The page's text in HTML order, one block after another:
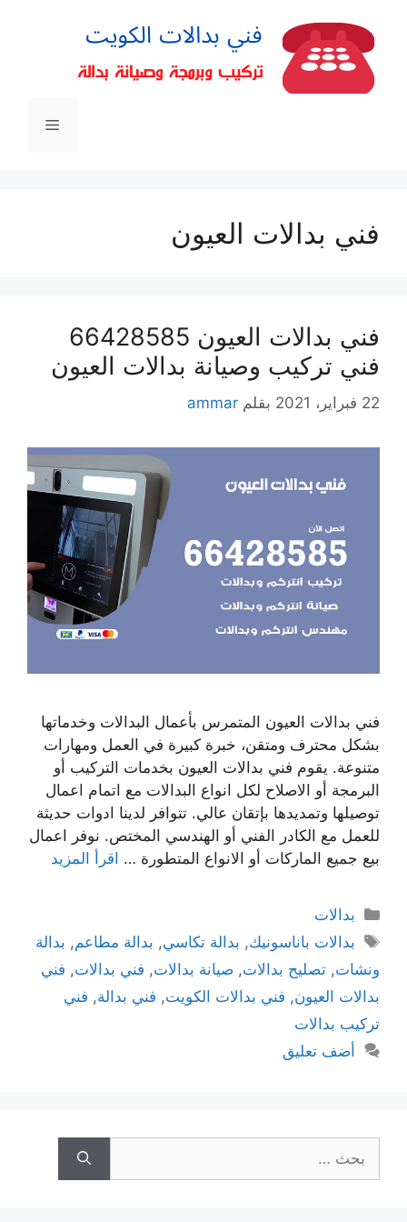
فني بدالات العيون
فني بدالات العيون 66428585
فني تركيب وصيانة بدالات العيون
22 فبراير، 2021 بقلم ammar
فني بدالات العيون المتمرس بأعمال البدالات وخدماتها
بشكل محترف ومتقن، خبرة كبيرة في العمل ومهارات
متنوعة. يقوم فني بدالات العيون بخدمات التركيب أو
البرمجة أو الاصلاح لكل انواع البدالات مع اتمام اعمال
توصيلها وتمديدها بإتقان عالي. تتوافر لدينا ادوات حديثة
للعمل مع الكادر الفني أو الهندسي المختص. نوفر اعمال
بيع جميع الماركات أو الانواع المتطورة … اقرأ المزيد
بدالات
بدالات باناسونيك, بدالة تكاسي, بدالة مطاعم, بدالة
ونشات, تصليح بدالات, صيانة بدالات, فني بدالات, فني
بدالات العيون, فني بدالات الكويت, فني بدالة, فني
تركيب بدالات
أضف تعليق